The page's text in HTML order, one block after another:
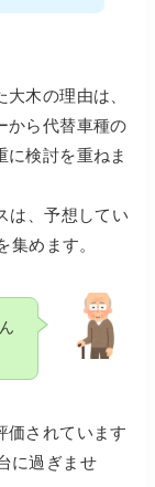
木の理由は、
から代替車種の
に検討を重ねま
は、予想してい
集めます。
価されています
に過ぎませ